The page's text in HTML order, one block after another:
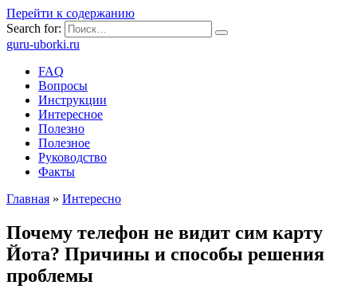
Перейти к содержанию
Search for:
guru-uborki.ru
FAQ
Вопросы
Инструкции
Интересное
Полезно
Полезное
Руководство
Факты
Главная » Интересно
Почему телефон не видит сим карту
Йота? Причины и способы решения
проблемы